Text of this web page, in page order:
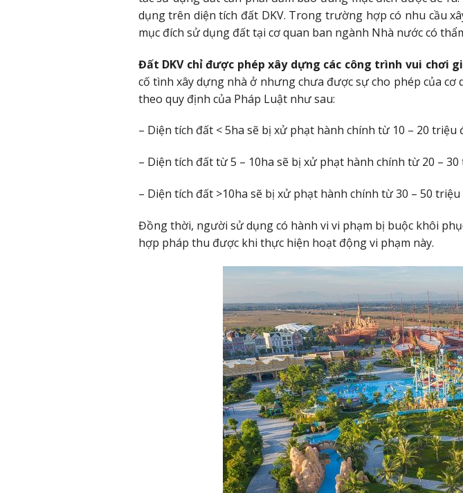
dụng trên diện tích đất DKV. Trong trường hợp có nhu cầu
mục đích sử dụng đất tại cơ quan ban ngành Nhà nước có
Đất DKV chỉ được phép xây dựng các công trình vui chơi
cố tình xây dựng nhà ở nhưng chưa được sự cho phép của
theo quy định của Pháp Luật như sau:
– Diện tích đất < 5ha sẽ bị xử phạt hành chính từ 10 – 20 triệu
– Diện tích đất từ 5 – 10ha sẽ bị xử phạt hành chính từ 20 –
– Diện tích đất >10ha sẽ bị xử phạt hành chính từ 30 – 50 triệu
Đồng thời, người sử dụng có hành vi vi phạm bị buộc khôi
hợp pháp thu được khi thực hiện hoạt động vi phạm này.